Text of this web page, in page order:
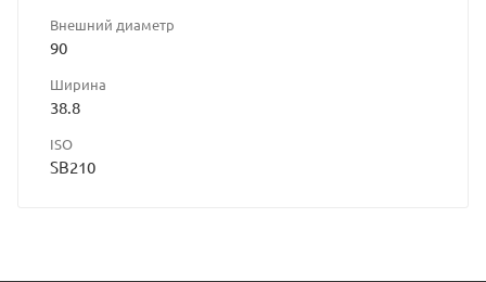
Внешний диаметр
90
Ширина
38.8
ISO
SB210